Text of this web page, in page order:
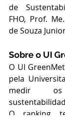
de
FHO, Prof.
de Souza
Sobre o UI
O UI
pela
medir
O ranking